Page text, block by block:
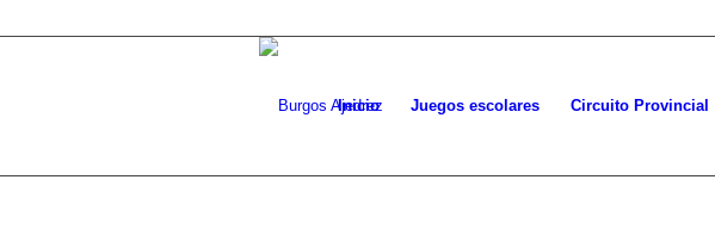
Inicio Juegos escolares Circuito Provincial